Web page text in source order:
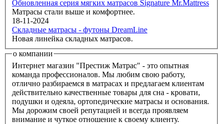
Обновленная серия мягких матрасов Signature Mr.Mattress
Матрасы стали выше и комфортнее.
18-11-2024
Складные матрасы - футоны DreamLine
Новая линейка складных матрасов.
о компании
Интернет магазин "Престиж Матрас" - это опытная
команда профессионалов. Мы любим свою работу,
отлично разбираемся в матрасах и предлагаем клиентам
действительно качественные товары для сна - кровати,
подушки и одеяла, ортопедические матрасы и основания.
Мы дорожим своей репутацией и всегда проявляем
внимание и чуткое отношение к своему клиенту.